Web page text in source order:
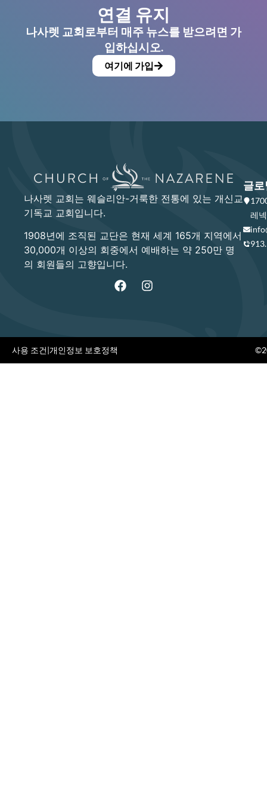
연결 유지
나사렛 교회로부터 매주 뉴스를 받으려면 가
입하십시오.
여기에 가입
나사렛 교회는 웨슬리안-거룩한 전통에 있는 개신교
기독교 교회입니다.
1908년에 조직된 교단은 현재 세계 165개 지역에서
30,000개 이상의 회중에서 예배하는 약 250만 명
의 회원들의 고향입니다.
글로
레
사용 조건|개인정보 보호정책